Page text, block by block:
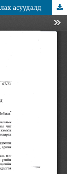
асуудалд